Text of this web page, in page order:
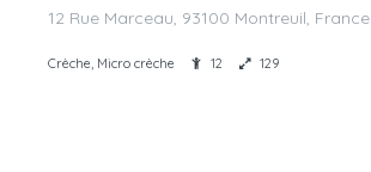
12 Rue Marceau, 93100 Montreuil, France
Crèche, Micro crèche 12 129